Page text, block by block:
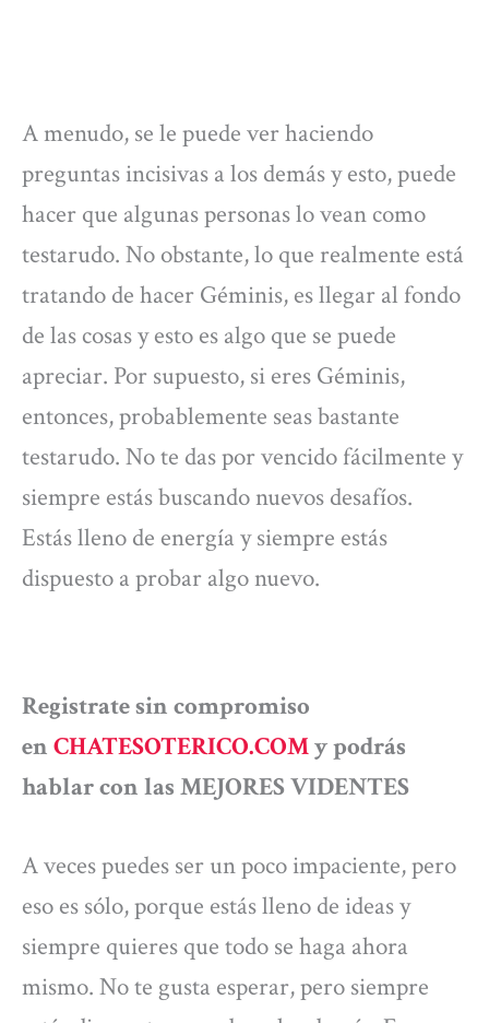
A menudo, se le puede ver haciendo
preguntas incisivas a los demás y esto, puede
hacer que algunas personas lo vean como
testarudo. No obstante, lo que realmente está
tratando de hacer Géminis, es llegar al fondo
de las cosas y esto es algo que se puede
apreciar. Por supuesto, si eres Géminis,
entonces, probablemente seas bastante
testarudo. No te das por vencido fácilmente y
siempre estás buscando nuevos desafíos.
Estás lleno de energía y siempre estás
dispuesto a probar algo nuevo.
Registrate sin compromiso
en CHATESOTERICO.COMy podrás
hablar con las MEJORES VIDENTES
A veces puedes ser un poco impaciente, pero
eso es sólo, porque estás lleno de ideas y
siempre quieres que todo se haga ahora
mismo. No te gusta esperar, pero siempre